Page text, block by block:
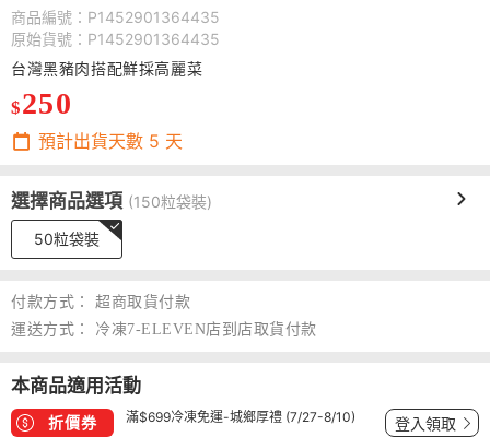
商品編號：P1452901364435
原始貨號：P1452901364435
台灣黑豬肉搭配鮮採高麗菜
$250
預計出貨天數 5 天
選擇商品選項 (150粒袋裝)
50粒袋裝
付款方式：
超商取貨付款
運送方式：
冷凍7-ELEVEN店到店取貨付款
本商品適用活動
折價券 滿$699冷凍免運-城鄉厚禮 (7/27-8/10) 登入領取